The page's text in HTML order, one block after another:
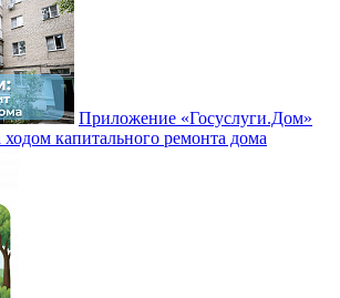
Приложение «Госуслуги.Дом»
ходом капитального ремонта дома